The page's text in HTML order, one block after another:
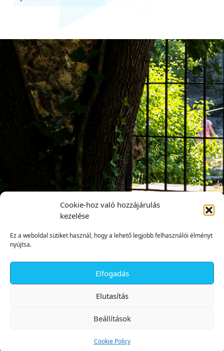
Cookie-hoz való hozzájárulás
kezelése
Ez a weboldal sütiket használ, hogy a lehető legjobb felhasználói élményt
nyújtsa.
Elfogadás
Elutasítás
Beállítások
Cookie Policy
✕